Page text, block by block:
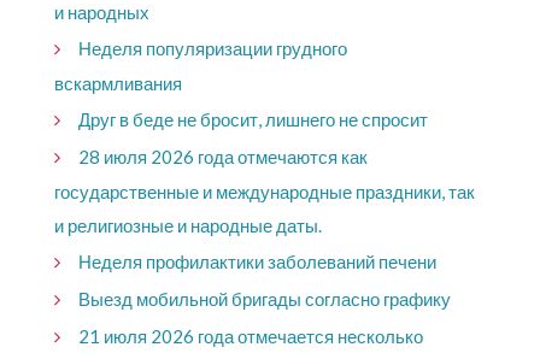
и народных
Неделя популяризации грудного
вскармливания
Друг в беде не бросит, лишнего не спросит
28 июля 2026 года отмечаются как
государственные и международные праздники, так
и религиозные и народные даты.
Неделя профилактики заболеваний печени
Выезд мобильной бригады согласно графику
21 июля 2026 года отмечается несколько